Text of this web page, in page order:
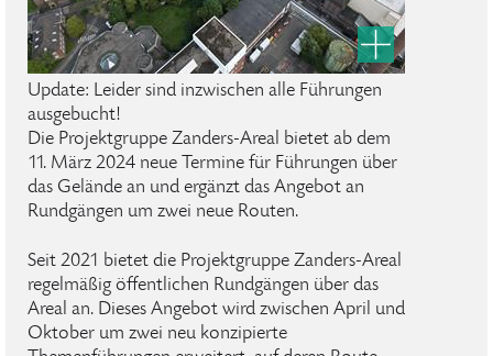
Update: Leider sind inzwischen alle Führungen
ausgebucht!
Die Projektgruppe Zanders-Areal bietet ab dem
11. März 2024 neue Termine für Führungen über
das Gelände an und ergänzt das Angebot an
Rundgängen um zwei neue Routen.
Seit 2021 bietet die Projektgruppe Zanders-Areal
regelmäßig öffentlichen Rundgängen über das
Areal an. Dieses Angebot wird zwischen April und
Oktober um zwei neu konzipierte